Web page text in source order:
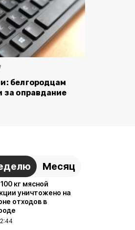
белгородцам
за оправдание
Месяц
кг мясной
уничтожено на
отходов в